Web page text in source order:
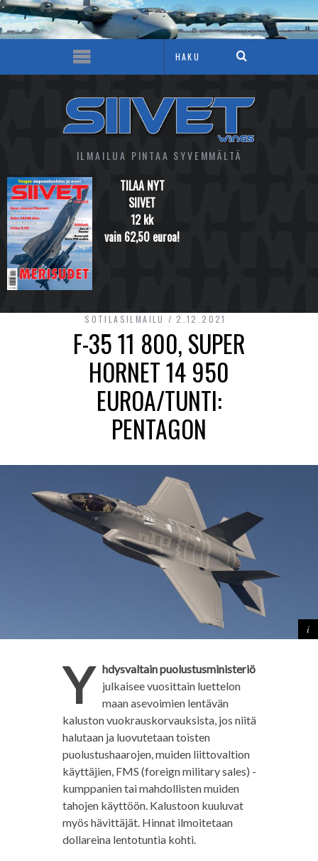
ILMAILUA PINTAA SYVEMMÄLTÄ
TILAA NYT
SIIVET
12 kk
vain 62,50 euroa!
SOTILASILMAILU 2.12.2021
F-35 11 800, SUPER
HORNET 14 950
EUROA/TUNTI:
PENTAGON
Y
hdysvaltain puolustusministeriö
julkaisee vuosittain luettelon
maan asevoimien lentävän
kaluston vuokrauskorvauksista, jos niitä
halutaan ja luovutetaan toisten
puolustushaarojen, muiden liittovaltion
käyttäjien, FMS (foreign military sales) -
kumppanien tai mahdollisten muiden
tahojen käyttöön. Kalustoon kuuluvat
myös hävittäjät. Hinnat ilmoitetaan
dollareina lentotuntia kohti.